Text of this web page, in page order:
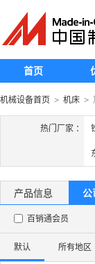
首页
机械设备首页 > 机床 >
热门厂家 ：
产品信息 公
百销通会员
默认 所有地区